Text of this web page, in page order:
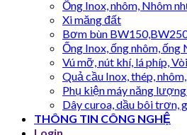
Ống Inox, nhôm, Nhôm
Xi măng đất
Bơm bùn
Ống Inox, ống nhôm, ống
Vú mỡ, nút khí, lá phíp,
Quả cầu Inox, thép,
Phụ kiện máy năng
Dây curoa, dầu bôi trơn,
THÔNG TIN CÔNG NGHỆ